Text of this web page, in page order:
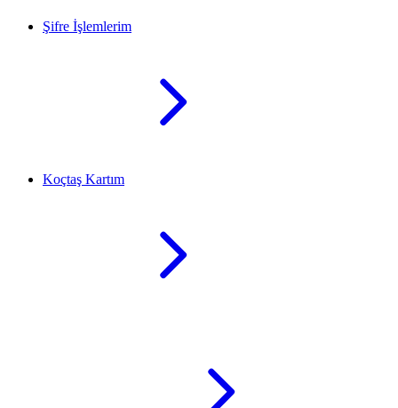
Şifre İşlemlerim
Koçtaş Kartım